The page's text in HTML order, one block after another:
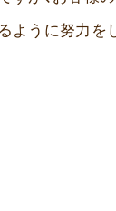
ように努力を